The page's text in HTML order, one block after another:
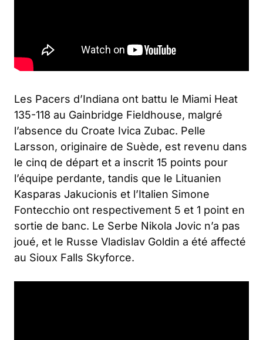
Les Pacers d’Indiana ont battu le Miami Heat
135-118 au Gainbridge Fieldhouse, malgré
l’absence du Croate Ivica Zubac. Pelle
Larsson, originaire de Suède, est revenu dans
le cinq de départ et a inscrit 15 points pour
l’équipe perdante, tandis que le Lituanien
Kasparas Jakucionis et l’Italien Simone
Fontecchio ont respectivement 5 et 1 point en
sortie de banc. Le Serbe Nikola Jovic n’a pas
joué, et le Russe Vladislav Goldin a été affecté
au Sioux Falls Skyforce.